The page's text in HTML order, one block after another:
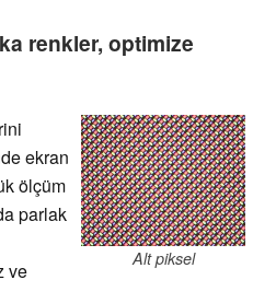
renkler, optimize
Alt piksel
ekran
ölçüm
parlak
ve